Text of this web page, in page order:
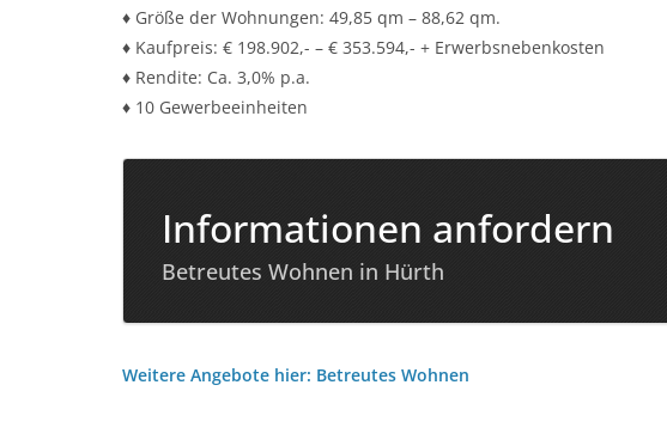
♦ Größe der Wohnungen: 49,85 qm – 88,62 qm.
♦ Kaufpreis: € 198.902,- – € 353.594,- + Erwerbsnebenkosten
♦ Rendite: Ca. 3,0% p.a.
♦ 10 Gewerbeeinheiten
Informationen anfordern
Betreutes Wohnen in Hürth
Weitere Angebote hier: Betreutes Wohnen